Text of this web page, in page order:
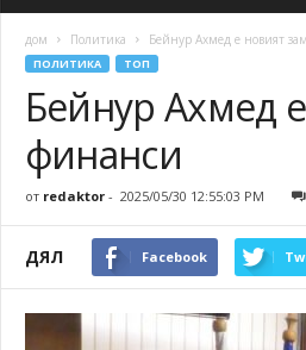
дом Политика Бейнур Ахмед е новият
ПОЛИТИКА ТОП
Бейнур Ахмед
финанси
от redaktor- 2025/05/30 12:55:03 PM
ДЯЛ Facebook